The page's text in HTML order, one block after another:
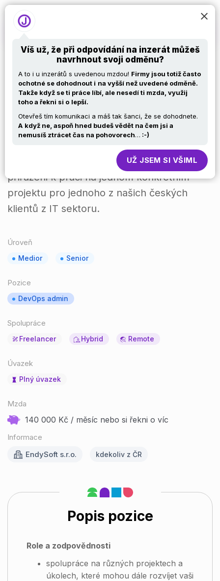
DevOps Engineer
Tento náborový proces je zaměřen na
nabídky od společnosti EndySoft budete
přiřazeni k práci na jednom konkrétním
projektu pro jednoho z našich českých
klientů z IT sektoru.
Úroveň
Medior Senior
Pozice
DevOps admin
Spolupráce
Freelancer Hybrid Remote
Úvazek
Plný úvazek
Mzda
140 000 Kč / měsíc nebo si řekni o víc
Informace
EndySoft s.r.o.
kdekoliv z ČR
Popis pozice
Role a zodpovědnosti
spolupráce na různých projektech a
úkolech, které mohou dále rozvíjet vaši
Víš už, že při odpovídání na inzerát můžeš
navrhnout svoji odměnu?
A to i u inzerátů s uvedenou mzdou! Firmy jsou totiž často
ochotné se dohodnout i na vyšší než uvedené odměně.
Takže když se ti práce líbí, ale nesedí ti mzda, využij
toho a řekni si o lepší.
Otevřeš tím komunikaci a máš tak šanci, že se dohodnete.
A když ne, aspoň hned budeš vědět na čem jsi a
nemusíš ztrácet čas na pohovorech… :-)
UŽ JSEM SI VŠIML